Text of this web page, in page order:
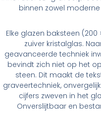
binnen zowel
Elke glazen baksteen
zuiver kristalglas.
geavanceerde techniek
bevindt zich niet op het
steen. Dit maakt de
graveertechniek,
cijfers zweven in het
Onverslijtbaar en